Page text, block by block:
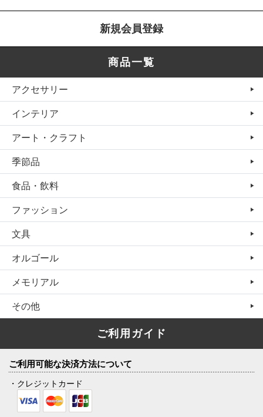
新規会員登録
商品一覧
アクセサリー
インテリア
アート・クラフト
季節品
食品・飲料
ファッション
文具
オルゴール
メモリアル
その他
ご利用ガイド
ご利用可能な決済方法について
・クレジットカード